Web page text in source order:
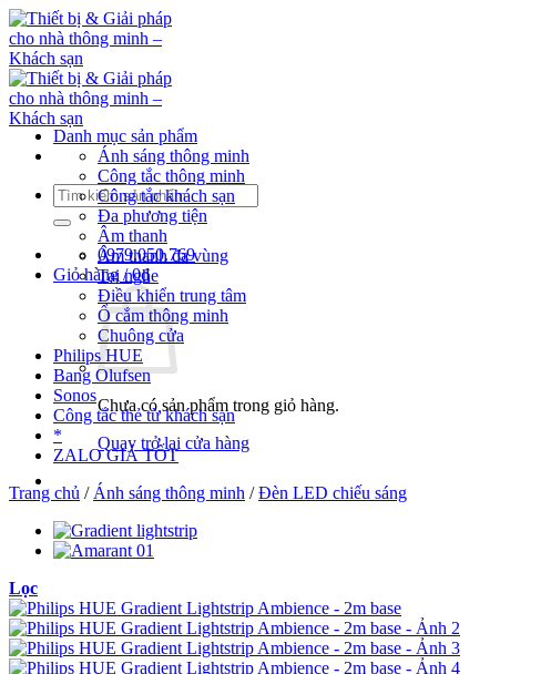
Bỏ
qua
nội
dung
Tìm
kiếm:
0979.050.769
Giỏ hàng /0₫
Chưa có sản phẩm trong giỏ hàng.
Quay trở lại cửa hàng
Danh mục sản phẩm
Ánh sáng thông minh
Công tắc thông minh
Công tắc khách sạn
Đa phương tiện
Âm thanh
Âm thanh đa vùng
Tai nghe
Điều khiển trung tâm
Ổ cắm thông minh
Chuông cửa
Philips HUE
Bang Olufsen
Sonos
Công tắc thẻ từ khách sạn
*
ZALO GIÁ TỐT
Trang chủ / Ánh sáng thông minh / Đèn LED chiếu sáng
Lọc